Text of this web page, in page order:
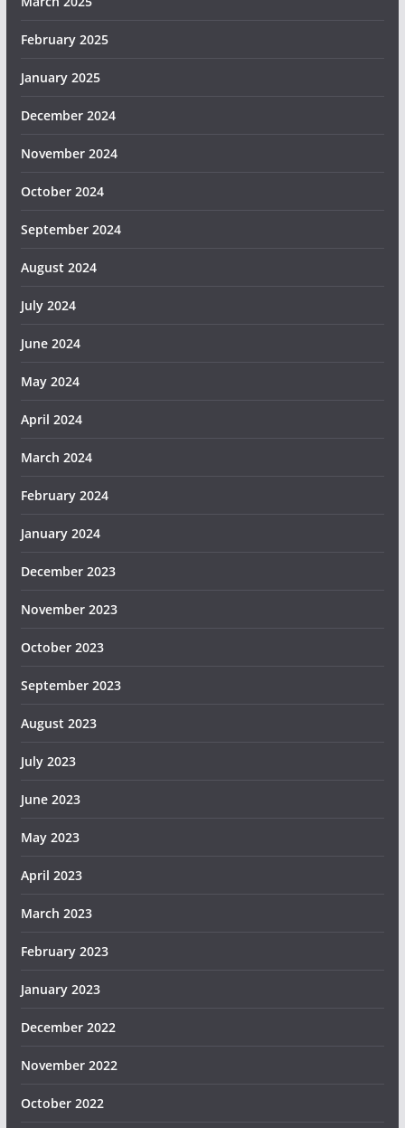
February 2025
January 2025
December 2024
November 2024
October 2024
September 2024
August 2024
July 2024
June 2024
May 2024
April 2024
March 2024
February 2024
January 2024
December 2023
November 2023
October 2023
September 2023
August 2023
July 2023
June 2023
May 2023
April 2023
March 2023
February 2023
January 2023
December 2022
November 2022
October 2022